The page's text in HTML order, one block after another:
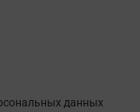
данных